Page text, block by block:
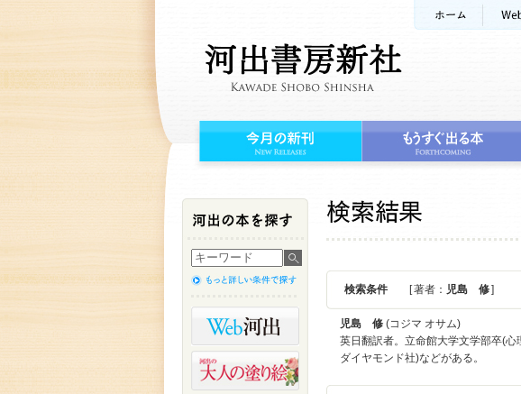
検索条件 [ 著者： 児島 修]
児島 修 (コジマ オサム)
英日翻訳者。立命館大学文学部卒(
ダイヤモンド社)などがある。